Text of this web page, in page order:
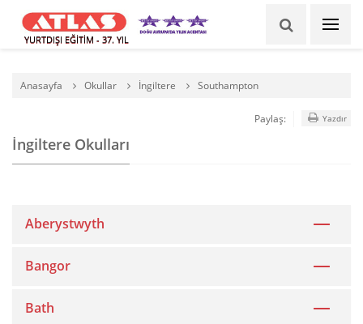
YURTDIŞI EĞİTİM - 37. YIL
Anasayfa Okullar İngiltere Southampton
İngiltere Okulları
Paylaş: Yazdır
Aberystwyth
Bangor
Bath